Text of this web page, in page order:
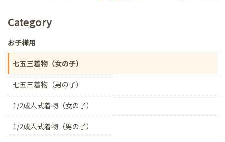
Category
お子様用
七五三着物（女の子）
七五三着物（男の子）
1/2成人式着物（女の子）
1/2成人式着物（男の子）